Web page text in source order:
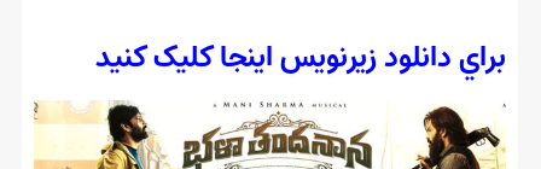
براي دانلود زيرنويس اينجا کليک کنيد